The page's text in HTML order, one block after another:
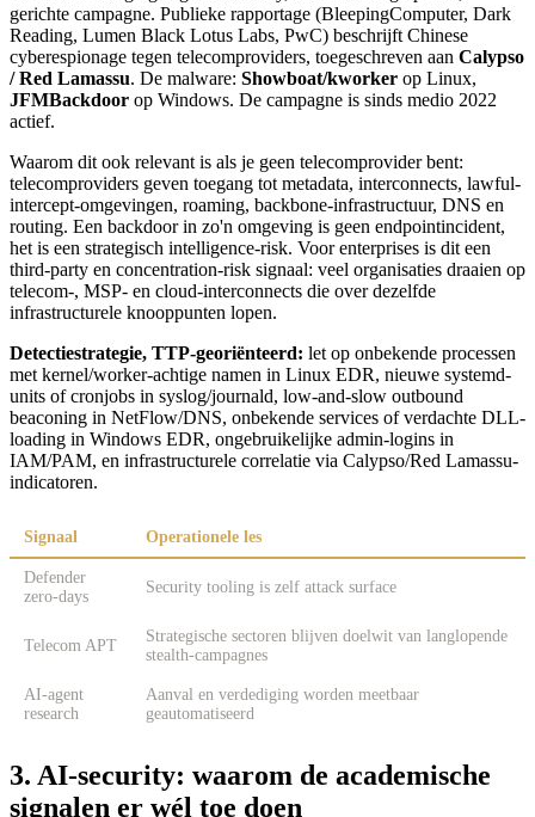
gerichte campagne. Publieke rapportage (BleepingComputer, Dark
Reading, Lumen Black Lotus Labs, PwC) beschrijft Chinese
cyberespionage tegen telecomproviders, toegeschreven aan Calypso
/ Red Lamassu. De malware: Showboat/kworker op Linux,
JFMBackdoor op Windows. De campagne is sinds medio 2022
actief.
Waarom dit ook relevant is als je geen telecomprovider bent:
telecomproviders geven toegang tot metadata, interconnects, lawful-
intercept-omgevingen, roaming, backbone-infrastructuur, DNS en
routing. Een backdoor in zo'n omgeving is geen endpointincident,
het is een strategisch intelligence-risk. Voor enterprises is dit een
third-party en concentration-risk signaal: veel organisaties draaien op
telecom-, MSP- en cloud-interconnects die over dezelfde
infrastructurele knooppunten lopen.
Detectiestrategie, TTP-georiënteerd: let op onbekende processen
met kernel/worker-achtige namen in Linux EDR, nieuwe systemd-
units of cronjobs in syslog/journald, low-and-slow outbound
beaconing in NetFlow/DNS, onbekende services of verdachte DLL-
loading in Windows EDR, ongebruikelijke admin-logins in
IAM/PAM, en infrastructurele correlatie via Calypso/Red Lamassu-
indicatoren.
Signaal Operationele les
Defender
zero-days
Security tooling is zelf attack surface
Telecom APT
Strategische sectoren blijven doelwit van langlopende
stealth-campagnes
AI-agent
research
Aanval en verdediging worden meetbaar
geautomatiseerd
3. AI-security: waarom de academische
signalen er wél toe doen